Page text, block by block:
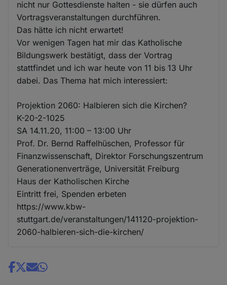
nicht nur Gottesdienste halten - sie dürfen auch
Vortragsveranstaltungen durchführen.
Das hätte ich nicht erwartet!
Vor wenigen Tagen hat mir das Katholische
Bildungswerk bestätigt, dass der Vortrag
stattfindet und ich war heute von 11 bis 13 Uhr
dabei. Das Thema hat mich interessiert:
Projektion 2060: Halbieren sich die Kirchen?
K-20-2-1025
SA 14.11.20, 11:00 – 13:00 Uhr
Prof. Dr. Bernd Raffelhüschen, Professor für
Finanzwissenschaft, Direktor Forschungszentrum
Generationenverträge, Universität Freiburg
Haus der Katholischen Kirche
Eintritt frei, Spenden erbeten
https://www.kbw-
stuttgart.de/veranstaltungen/141120-projektion-
2060-halbieren-sich-die-kirchen/
Share